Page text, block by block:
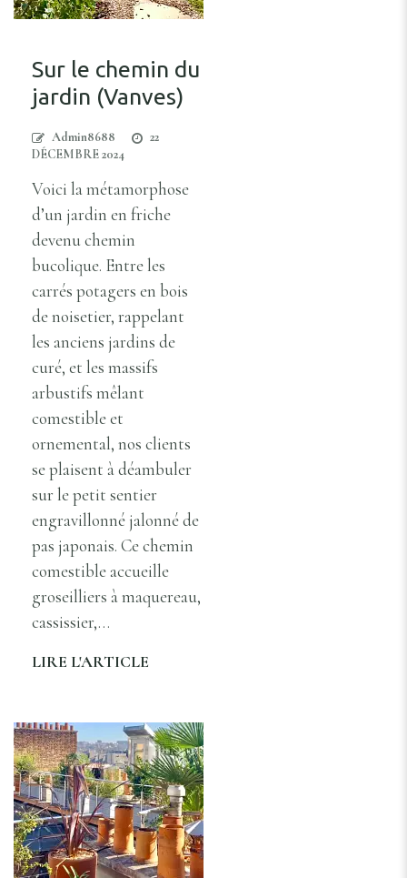
Sur le chemin du
jardin (Vanves)
Admin8688
22
DÉCEMBRE 2024
Voici la métamorphose
d’un jardin en friche
devenu chemin
bucolique. Entre les
carrés potagers en bois
de noisetier, rappelant
les anciens jardins de
curé, et les massifs
arbustifs mêlant
comestible et
ornemental, nos clients
se plaisent à déambuler
sur le petit sentier
engravillonné jalonné de
pas japonais. Ce chemin
comestible accueille
groseilliers à maquereau,
cassissier,…
LIRE L'ARTICLE